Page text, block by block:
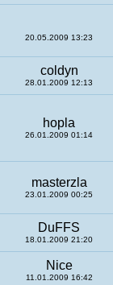
20.05.2009 13:23
coldyn
28.01.2009 12:13
hopla
26.01.2009 01:14
masterzla
23.01.2009 00:25
DuFFS
18.01.2009 21:20
Nice
11.01.2009 16:42